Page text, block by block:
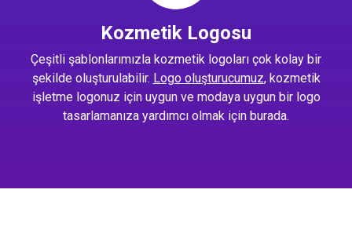
Kozmetik Logosu
Çeşitli şablonlarımızla kozmetik logoları çok kolay bir
şekilde oluşturulabilir. Logo oluşturucumuz, kozmetik
işletme logonuz için uygun ve modaya uygun bir logo
tasarlamanıza yardımcı olmak için burada.